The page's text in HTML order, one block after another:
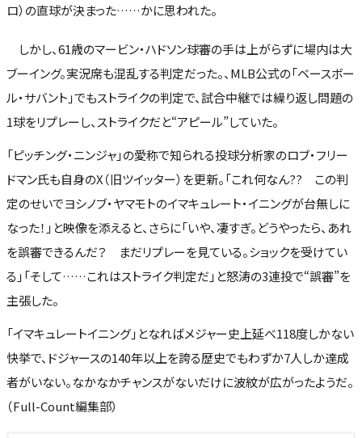
ロ）の直球が決まった……かに思われた。
しかし、61歳のマービン・ハドソン球審の手は上がらずに場内は大
ブーイング。実況席も混乱する判定だった。、MLB公式の「ベースボー
ル・サバント」でもストライクの判定で、試合中継では繰り返し問題の
1球をリプレーし、ストライクだと“アピール”していた。
「ピッチング・ニンジャ」の愛称で知られる投球分析家のロブ・フリー
ドマン氏も自身のX（旧ツイッター）を更新。「これ何なん?? この判
定のせいでヨシノブ・ヤマモトのイマキュレート・イニングが台無しに
なった！」と映像を添えると、さらに「いや、凄すぎ。どうやったら、あれ
を誤審できるんだ？ まだリプレーを見ている。ショックを受けてい
る」「そして……これはストライク判定だ」と怒涛の3連投で“誤審”を
主張した。
「イマキュレートイニング」となればメジャー史上延べ118度しかない
快挙で、ドジャースの140年以上を誇る歴史でもわずか7人しか達成
者がいない。なかなかチャンスがないだけに波紋が広がったようだ。
（Full-Count編集部）